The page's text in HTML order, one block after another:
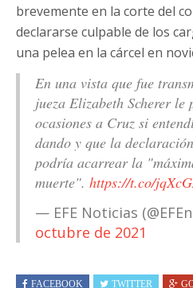
brevemente en la corte del
declararse culpable de los
una pelea en la cárcel en
En una vista que fue
jueza Elizabeth Scherer le
ocasiones a Cruz si
dando y que la
podría acarrear la
muerte". https://t.co/
— EFE Noticias
octubre de 2021
FACEBOOK TWITTER